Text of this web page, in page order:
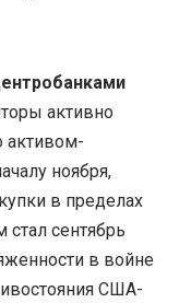
активно
активом-
ноября,
в пределах
сентябрь
в войне
США-